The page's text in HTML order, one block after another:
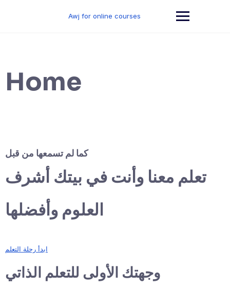
Awj for online courses
Home
كما لم تسمعها من قبل
تعلم معنا وأنت في بيتك أشرف
العلوم وأفضلها
ابدأ رحلة التعلم
وجهتك الأولى للتعلم الذاتي